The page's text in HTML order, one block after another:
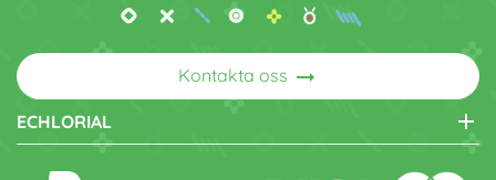
Kontakta oss arrow_right_alt
ECHLORIAL add